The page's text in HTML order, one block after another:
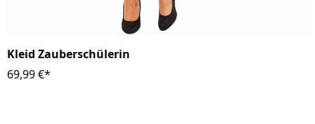
Kleid Zauberschülerin
69,99 €*